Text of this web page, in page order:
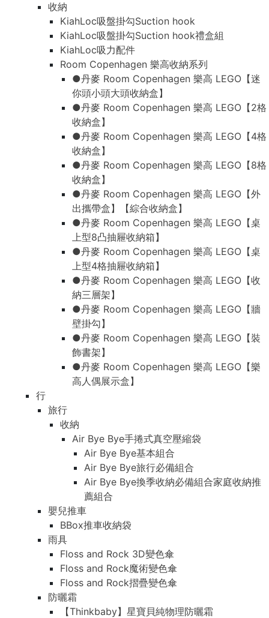
收納
KiahLoc吸盤掛勾Suction hook
KiahLoc吸盤掛勾Suction hook禮盒組
KiahLoc吸力配件
Room Copenhagen 樂高收納系列
●丹麥 Room Copenhagen 樂高 LEGO【迷
你頭小頭大頭收納盒】
●丹麥 Room Copenhagen 樂高 LEGO【2格
收納盒】
●丹麥 Room Copenhagen 樂高 LEGO【4格
收納盒】
●丹麥 Room Copenhagen 樂高 LEGO【8格
收納盒】
●丹麥 Room Copenhagen 樂高 LEGO【外
出攜帶盒】【綜合收納盒】
●丹麥 Room Copenhagen 樂高 LEGO【桌
上型8凸抽屜收納箱】
●丹麥 Room Copenhagen 樂高 LEGO【桌
上型4格抽屜收納箱】
●丹麥 Room Copenhagen 樂高 LEGO【收
納三層架】
●丹麥 Room Copenhagen 樂高 LEGO【牆
壁掛勾】
●丹麥 Room Copenhagen 樂高 LEGO【裝
飾書架】
●丹麥 Room Copenhagen 樂高 LEGO【樂
高人偶展示盒】
行
旅行
收納
Air Bye Bye手捲式真空壓縮袋
Air Bye Bye基本組合
Air Bye Bye旅行必備組合
Air Bye Bye換季收納必備組合家庭收納推
薦組合
嬰兒推車
BBox推車收納袋
雨具
Floss and Rock 3D變色傘
Floss and Rock魔術變色傘
Floss and Rock摺疊變色傘
防曬霜
【Thinkbaby】星寶貝純物理防曬霜